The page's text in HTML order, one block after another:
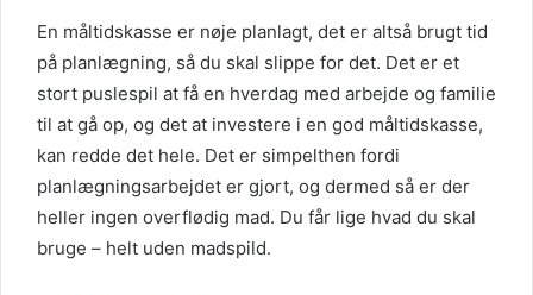
En måltidskasse er nøje planlagt, det er altså brugt tid
på planlægning, så du skal slippe for det. Det er et
stort puslespil at få en hverdag med arbejde og familie
til at gå op, og det at investere i en god måltidskasse,
kan redde det hele. Det er simpelthen fordi
planlægningsarbejdet er gjort, og dermed så er der
heller ingen overflødig mad. Du får lige hvad du skal
bruge – helt uden madspild.